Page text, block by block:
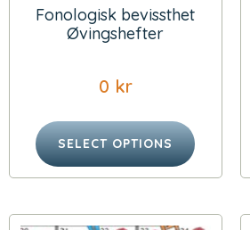
Fonologisk bevissthet
Øvingshefter
0 kr
SELECT OPTIONS